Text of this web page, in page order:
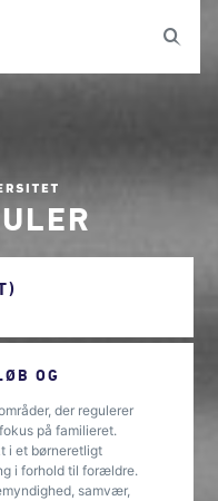
OG
der regulerer
på familieret.
i et børneretligt
i forhold til forældre.
samvær,